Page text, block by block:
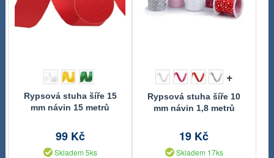
Rypsová stuha šíře 15
mm návin 15 metrů
99 Kč
Skladem 5ks
+
Rypsová stuha šíře 10
mm návin 1,8 metrů
19 Kč
Skladem 17ks